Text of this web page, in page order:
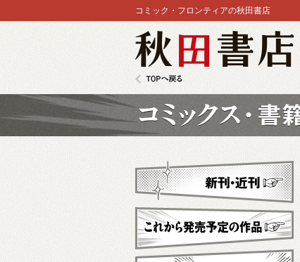
コミック・フロンティアの秋田書店
新刊・近刊
これから発売予定